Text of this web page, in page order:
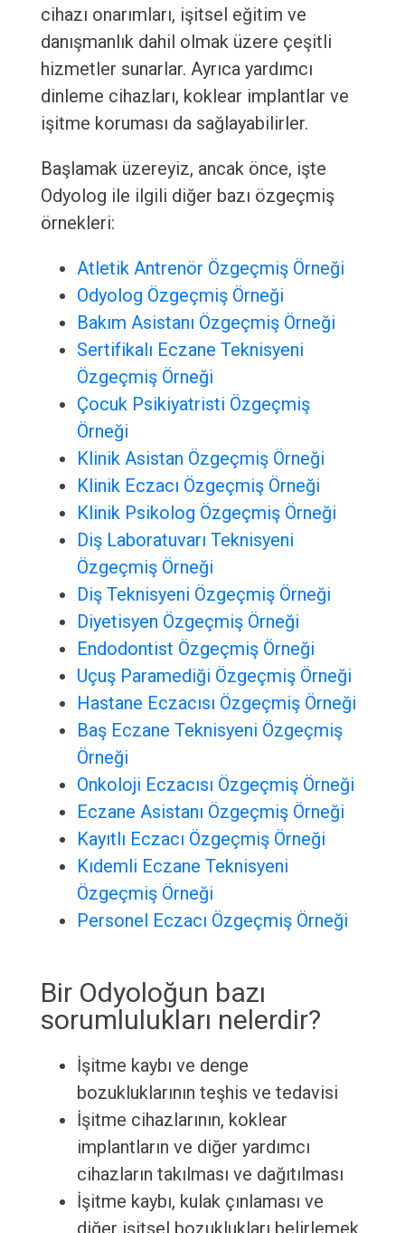
cihazı onarımları, işitsel eğitim ve
danışmanlık dahil olmak üzere çeşitli
hizmetler sunarlar. Ayrıca yardımcı
dinleme cihazları, koklear implantlar ve
işitme koruması da sağlayabilirler.
Başlamak üzereyiz, ancak önce, işte
Odyolog ile ilgili diğer bazı özgeçmiş
örnekleri:
Atletik Antrenör Özgeçmiş Örneği
Odyolog Özgeçmiş Örneği
Bakım Asistanı Özgeçmiş Örneği
Sertifikalı Eczane Teknisyeni
Özgeçmiş Örneği
Çocuk Psikiyatristi Özgeçmiş
Örneği
Klinik Asistan Özgeçmiş Örneği
Klinik Eczacı Özgeçmiş Örneği
Klinik Psikolog Özgeçmiş Örneği
Diş Laboratuvarı Teknisyeni
Özgeçmiş Örneği
Diş Teknisyeni Özgeçmiş Örneği
Diyetisyen Özgeçmiş Örneği
Endodontist Özgeçmiş Örneği
Uçuş Paramediği Özgeçmiş Örneği
Hastane Eczacısı Özgeçmiş Örneği
Baş Eczane Teknisyeni Özgeçmiş
Örneği
Onkoloji Eczacısı Özgeçmiş Örneği
Eczane Asistanı Özgeçmiş Örneği
Kayıtlı Eczacı Özgeçmiş Örneği
Kıdemli Eczane Teknisyeni
Özgeçmiş Örneği
Personel Eczacı Özgeçmiş Örneği
Bir Odyoloğun bazı
sorumlulukları nelerdir?
İşitme kaybı ve denge
bozukluklarının teşhis ve tedavisi
İşitme cihazlarının, koklear
implantların ve diğer yardımcı
cihazların takılması ve dağıtılması
İşitme kaybı, kulak çınlaması ve
diğer işitsel bozuklukları belirlemek